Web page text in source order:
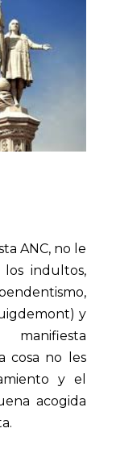
ANC, no le
indultos,
y
cosa no les
y el
acogida